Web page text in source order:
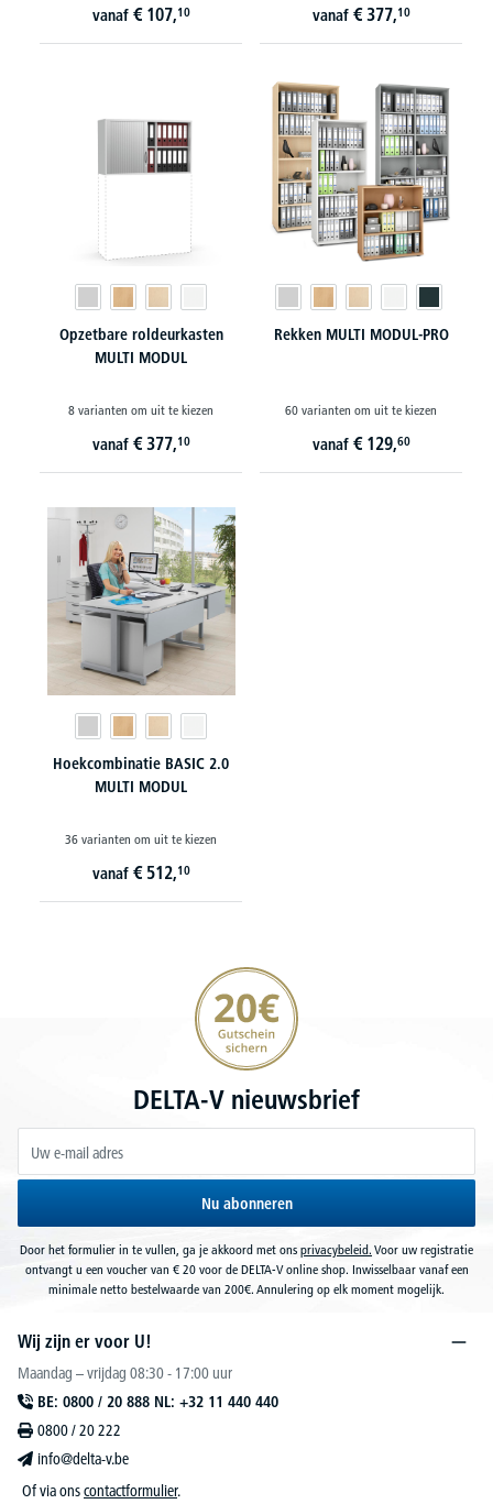
vanaf € 107,10 vanaf € 377,10
Opzetbare roldeurkasten
MULTI MODUL
8 varianten om uit te kiezen
vanaf € 377,10
Rekken MULTI MODUL-PRO
60 varianten om uit te kiezen
vanaf € 129,60
Hoekcombinatie BASIC 2.0
MULTI MODUL
36 varianten om uit te kiezen
vanaf € 512,10
20€ korting verzekeren
DELTA-V nieuwsbrief
Nu abonneren
Door het formulier in te vullen, ga je akkoord met ons privacybeleid. Voor uw registratie
ontvangt u een voucher van € 20 voor de DELTA-V online shop. Inwisselbaar vanaf een
minimale netto bestelwaarde van 200€. Annulering op elk moment mogelijk.
Wij zijn er voor U!
Maandag – vrijdag 08:30 - 17:00 uur
BE: 0800 / 20 888 NL: +32 11 440 440
0800 / 20 222
info@delta-v.be
Of via onscontactformulier.